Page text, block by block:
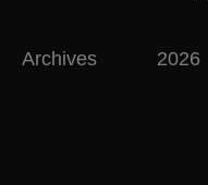
Archives 2026